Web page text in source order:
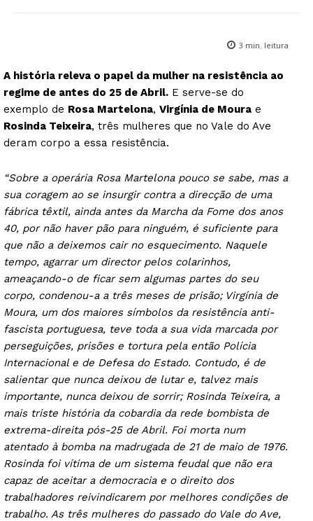
3 min. leitura
A história releva o papel da mulher na resistência ao
regime de antes do 25 de Abril. E serve-se do
exemplo de Rosa Martelona, Virgínia de Moura e
Rosinda Teixeira, três mulheres que no Vale do Ave
deram corpo a essa resistência.
“Sobre a operária Rosa Martelona pouco se sabe, mas a
sua coragem ao se insurgir contra a direcção de uma
fábrica têxtil, ainda antes da Marcha da Fome dos anos
40, por não haver pão para ninguém, é suficiente para
que não a deixemos cair no esquecimento. Naquele
tempo, agarrar um director pelos colarinhos,
ameaçando-o de ficar sem algumas partes do seu
corpo, condenou-a a três meses de prisão; Virgínia de
Moura, um dos maiores símbolos da resistência anti-
fascista portuguesa, teve toda a sua vida marcada por
perseguições, prisões e tortura pela então Polícia
Internacional e de Defesa do Estado. Contudo, é de
salientar que nunca deixou de lutar e, talvez mais
importante, nunca deixou de sorrir; Rosinda Teixeira, a
mais triste história da cobardia da rede bombista de
extrema-direita pós-25 de Abril. Foi morta num
atentado à bomba na madrugada de 21 de maio de 1976.
Rosinda foi vítima de um sistema feudal que não era
capaz de aceitar a democracia e o direito dos
trabalhadores reivindicarem por melhores condições de
trabalho. As três mulheres do passado do Vale do Ave,